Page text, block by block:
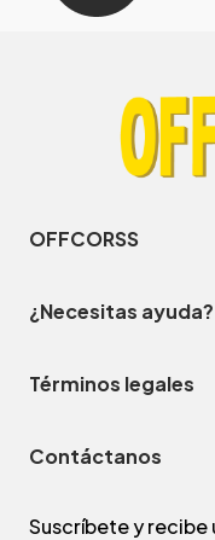
OFFCORSS
¿Necesitas ayuda?
Términos legales
Contáctanos
Suscríbete y recibe